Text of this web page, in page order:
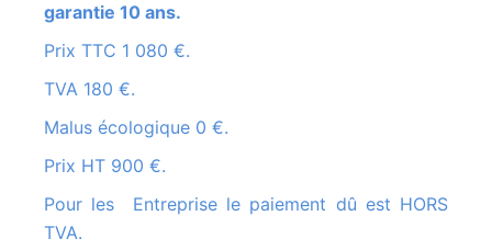
garantie 10 ans.
Prix TTC 1 080 €.
TVA 180 €.
Malus écologique 0 €.
Prix HT 900 €.
Pour les Entreprise le paiement dû est HORS
TVA.